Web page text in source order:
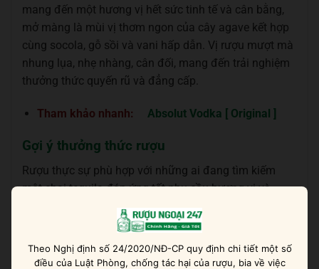
mang đến một hương vị hết sức tinh tế và cân bằng,
mở màng là mùi vị thơm ngon của cây agave kết hợp
cùng socola, gỗ sồi và vani hấp dẫn. Vị rượu mượt mà
nhung lụa, nhẹ nhàng, cân đối, mang đến trải nghiệm
thưởng thức quyến rũ và đẳng cấp.
Tham khảo nhanh: Absolut Vodka [ Original ]
Gợi ý thưởng thức rượu
Rượu thực sự phù hợp với những ai đang tìm kiếm
một chai tequila đáp ứng tốt nhu cầu hương vị và
vài viên đá lạnh hoặc pha chế những ly cocktail sang
trọng cho dạ tiệc thêm phần sôi động.
Theo Nghị định số 24/2020/NĐ-CP quy định chi tiết một số
điều của Luật Phòng, chống tác hại của rượu, bia về việc